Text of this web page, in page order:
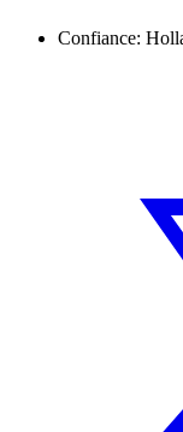
Confiance: